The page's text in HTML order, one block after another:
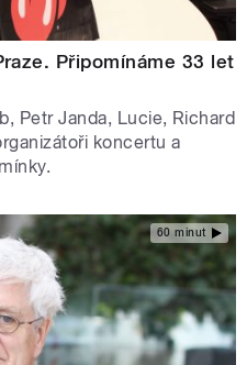
Připomínáme 33 let
Petr Janda, Lucie, Richard
koncertu a
60 minut